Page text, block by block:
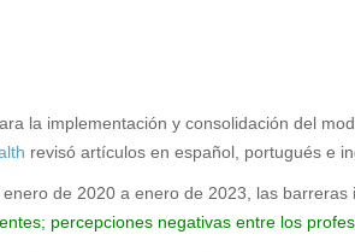
la implementación y consolidación del
revisó artículos en español, portugués e
de 2020 a enero de 2023, las
percepciones negativas entre los